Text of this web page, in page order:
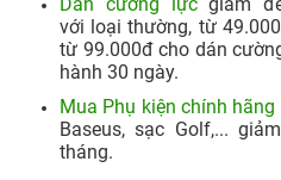
với loại thường, từ
từ 99.000đ cho dán
hành 30 ngày.
Mua Phụ kiện chính hãng
Baseus, sạc Golf,...
tháng.